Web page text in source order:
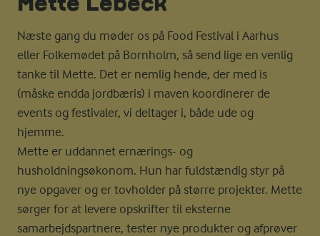
Næste gang du møder os på Food Festival i Aarhus
eller Folkemødet på Bornholm, så send lige en venlig
tanke til Mette. Det er nemlig hende, der med is
(måske endda jordbæris) i maven koordinerer de
events og festivaler, vi deltager i, både ude og
hjemme.
Mette er uddannet ernærings- og
husholdningsøkonom. Hun har fuldstændig styr på
nye opgaver og er tovholder på større projekter. Mette
sørger for at levere opskrifter til eksterne
samarbejdspartnere, tester nye produkter og afprøver